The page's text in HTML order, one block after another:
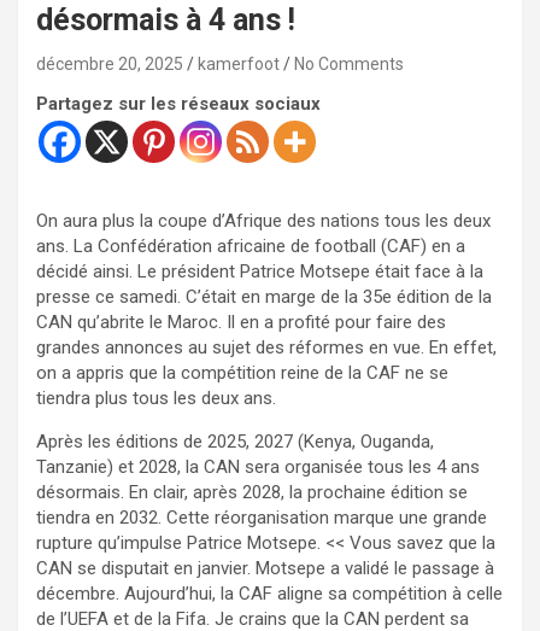
désormais à 4 ans !
décembre 20, 2025 kamerfoot No Comments
Partagez sur les réseaux sociaux
On aura plus la coupe d’Afrique des nations tous les deux
ans. La Confédération africaine de football (CAF) en a
décidé ainsi. Le président Patrice Motsepe était face à la
presse ce samedi. C’était en marge de la 35e édition de la
CAN qu’abrite le Maroc. Il en a profité pour faire des
grandes annonces au sujet des réformes en vue. En effet,
on a appris que la compétition reine de la CAF ne se
tiendra plus tous les deux ans.
Après les éditions de 2025, 2027 (Kenya, Ouganda,
Tanzanie) et 2028, la CAN sera organisée tous les 4 ans
désormais. En clair, après 2028, la prochaine édition se
tiendra en 2032. Cette réorganisation marque une grande
rupture qu’impulse Patrice Motsepe. << Vous savez que la
CAN se disputait en janvier. Motsepe a validé le passage à
décembre. Aujourd’hui, la CAF aligne sa compétition à celle
de l’UEFA et de la Fifa. Je crains que la CAN perdent sa